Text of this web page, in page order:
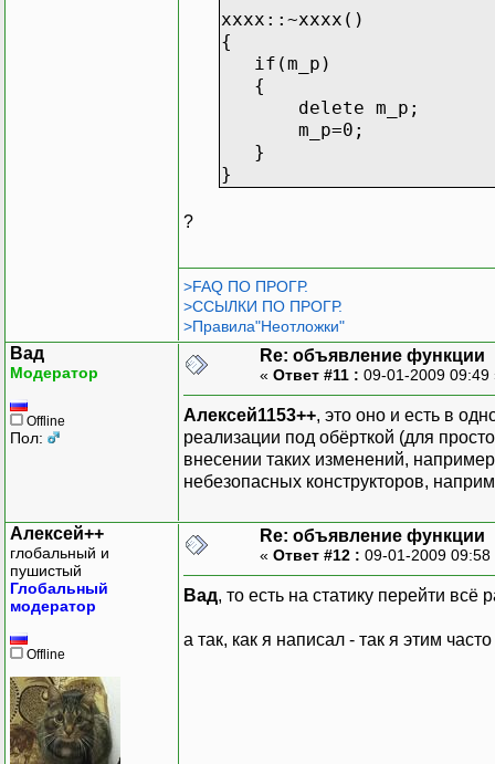
xxxx::~xxxx()
{
if(m_p)
{
delete m_p;
m_p=0;
}
}
?
>FAQ ПО ПРОГР.
>ССЫЛКИ ПО ПРОГР.
>Правила"Неотложки"
Вад
Модератор
Offline
Пол:
Re: объявление функции
« Ответ #11 : 09-01-2009
Алексей1153++, это оно и есть в
реализации под обёрткой (для
внесении таких изменений,
небезопасных конструкторов,
Алексей++
глобальный и
пушистый
Глобальный
модератор
Offline
Re: объявление функции
« Ответ #12 : 09-01-2009
Вад, то есть на статику перейти всё
а так, как я написал - так я этим